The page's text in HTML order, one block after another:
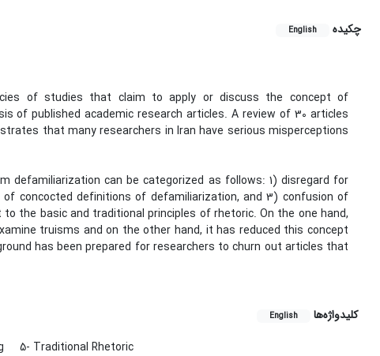
چکیده
English
of studies that claim to apply or discuss the concept of
of published academic research articles. A review of 30 articles
that many researchers in Iran have serious misperceptions
defamiliarization can be categorized as follows: 1) disregard for
concocted definitions of defamiliarization, and 3) confusion of
the basic and traditional principles of rhetoric. On the one hand,
truisms and on the other hand, it has reduced this concept
has been prepared for researchers to churn out articles that
کلیدواژه‌ها English
5- Traditional Rhetoric